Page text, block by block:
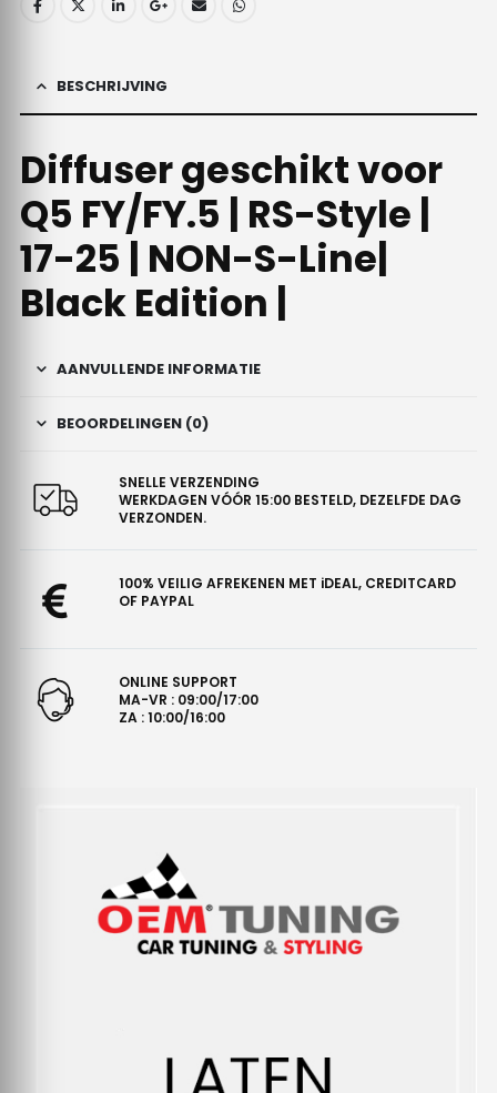
BESCHRIJVING
Diffuser geschikt voor
Q5 FY/FY.5 | RS-Style |
17-25 | NON-S-Line|
Black Edition |
AANVULLENDE INFORMATIE
BEOORDELINGEN (0)
SNELLE VERZENDING
WERKDAGEN VÓÓR 15:00 BESTELD, DEZELFDE DAG
VERZONDEN.
100% VEILIG AFREKENEN MET iDEAL, CREDITCARD
OF PAYPAL
ONLINE SUPPORT
MA-VR : 09:00/17:00
ZA : 10:00/16:00